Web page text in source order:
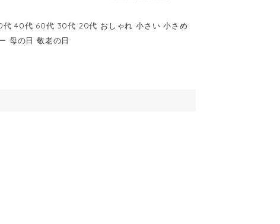
代 40代 60代 30代 20代 おしゃれ 小さい 小さめ
母の日 敬老の日